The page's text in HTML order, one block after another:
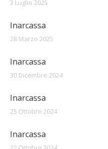
3 Luglio 2025
Inarcassa
28 Marzo 2025
Inarcassa
30 Dicembre 2024
Inarcassa
25 Ottobre 2024
Inarcassa